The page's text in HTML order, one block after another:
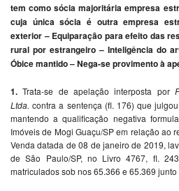
tem como sócia majoritária empresa
cuja única sócia é outra empresa
exterior – Equiparação para efeito das
rural por estrangeiro – Inteligência do
Óbice mantido – Nega-se provimento à
1.Trata-se de apelação interposta por
Ltda.contra a sentença (fl. 176) que
mantendo a qualificação negativa
Imóveis de Mogi Guaçu/SP em relação ao
Venda datada de 08 de janeiro de 2019,
de São Paulo/SP, no Livro 4767, fl.
matriculados sob nos 65.366 e 65.369